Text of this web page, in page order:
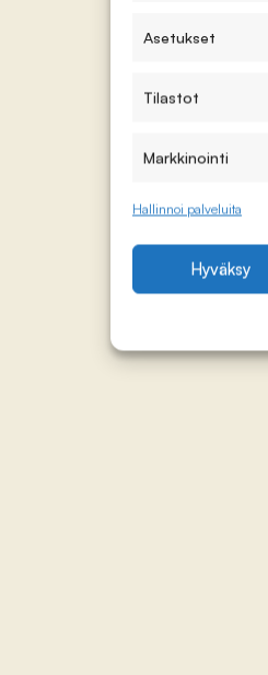
Asetukset
Tilastot
Markkinointi
Hallinnoi palveluita
Hyväksy